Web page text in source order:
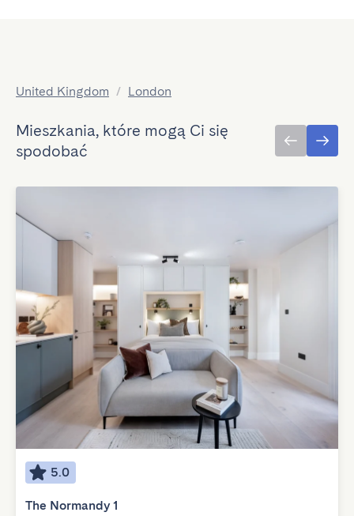
United Kingdom / London
Mieszkania, które mogą Ci się
spodobać
5.0
The Normandy 1